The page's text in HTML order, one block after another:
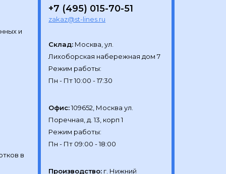
и
+7 (495) 015-70-51
zakaz@st-lines.ru
Склад: Москва, ул.
Лихоборская набережная дом 7
Режим работы:
Офис: 109652, Москва ул.
Поречная, д. 13, корп 1
Режим работы:
Производство: г. Нижний
в